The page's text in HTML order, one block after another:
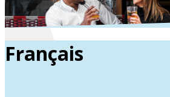
Français